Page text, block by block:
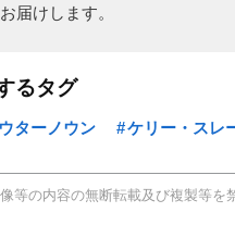
届けします。
るタグ
ターノウン ケリー・スレ
等の内容の無断転載及び複製等を